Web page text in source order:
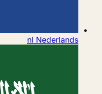
nl Nederlands